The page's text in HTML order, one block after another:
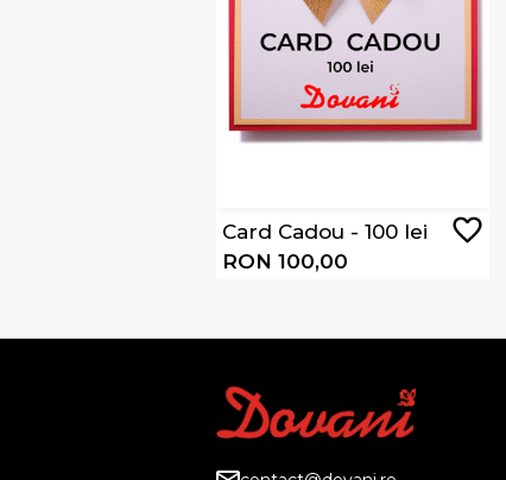
Card Cadou - 100 lei
RON 100,00